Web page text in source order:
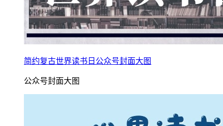
简约复古世界读书日公众号封面大图
公众号封面大图